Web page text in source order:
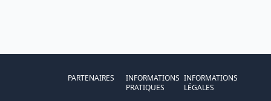
PARTENAIRES
INFORMATIONS
PRATIQUES
INFORMATIONS
LÉGALES